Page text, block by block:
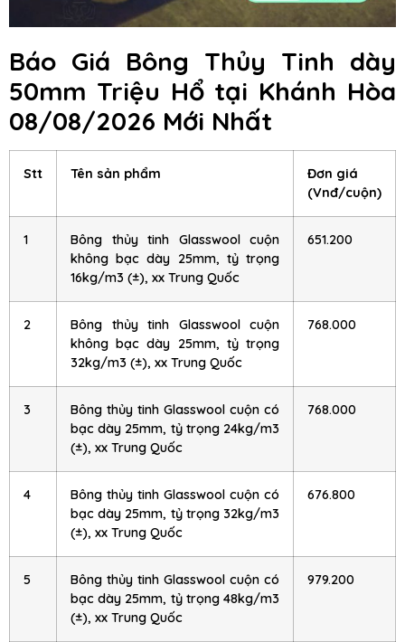
Báo Giá Bông Thủy Tinh dày
50mm Triệu Hổ tại Khánh Hòa
08/08/2026 Mới Nhất
Stt Tên sản phẩm
Đơn giá
(Vnđ/cuộn)
1
Bông thủy tinh Glasswool cuộn
không bạc dày 25mm, tỷ trọng
16kg/m3 (±), xx Trung Quốc
651.200
2
Bông thủy tinh Glasswool cuộn
không bạc dày 25mm, tỷ trọng
32kg/m3 (±), xx Trung Quốc
768.000
3
Bông thủy tinh Glasswool cuộn có
bạc dày 25mm, tỷ trọng 24kg/m3
(±), xx Trung Quốc
768.000
4
Bông thủy tinh Glasswool cuộn có
bạc dày 25mm, tỷ trọng 32kg/m3
(±), xx Trung Quốc
676.800
5
Bông thủy tinh Glasswool cuộn có
bạc dày 25mm, tỷ trọng 48kg/m3
(±), xx Trung Quốc
979.200